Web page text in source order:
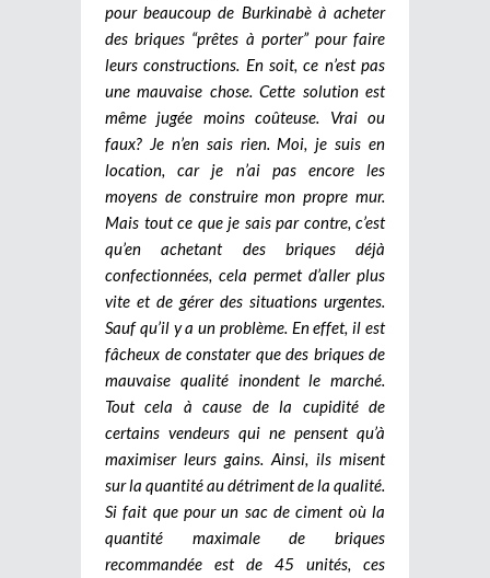
pour beaucoup de Burkinabè à acheter
des briques “prêtes à porter” pour faire
leurs constructions. En soit, ce n’est pas
une mauvaise chose. Cette solution est
même jugée moins coûteuse. Vrai ou
faux? Je n’en sais rien. Moi, je suis en
location, car je n’ai pas encore les
moyens de construire mon propre mur.
Mais tout ce que je sais par contre, c’est
qu’en achetant des briques déjà
confectionnées, cela permet d’aller plus
vite et de gérer des situations urgentes.
Sauf qu’il y a un problème. En effet, il est
fâcheux de constater que des briques de
mauvaise qualité inondent le marché.
Tout cela à cause de la cupidité de
certains vendeurs qui ne pensent qu’à
maximiser leurs gains. Ainsi, ils misent
sur la quantité au détriment de la qualité.
Si fait que pour un sac de ciment où la
quantité maximale de briques
recommandée est de 45 unités, ces